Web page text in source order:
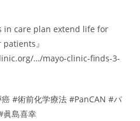
in care plan extend life for
』
…/mayo-clinic-finds-3-
#術前化学療法 #PanCAN #パ
眞島喜幸